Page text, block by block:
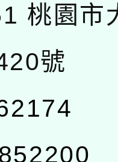
桃園市
號